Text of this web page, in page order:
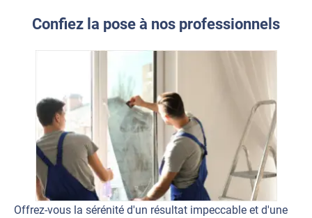
Confiez la pose à nos professionnels
Offrez-vous la sérénité d'un résultat impeccable et d'une